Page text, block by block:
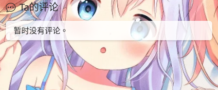
Ta的评论
暂时没有评论。